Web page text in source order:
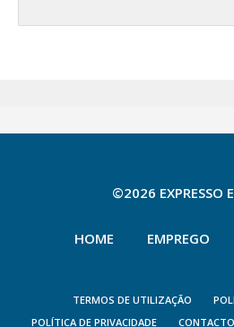
©2026 EXPRESSO
HOME EMPREGO
TERMOS DE UTILIZAÇÃO
POLÍTICA DE PRIVACIDADE